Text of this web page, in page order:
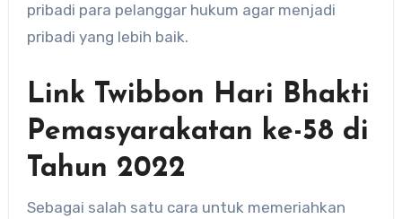
pribadi para pelanggar hukum agar menjadi
pribadi yang lebih baik.
Link Twibbon Hari Bhakti
Pemasyarakatan ke-58 di
Tahun 2022
Sebagai salah satu cara untuk memeriahkan